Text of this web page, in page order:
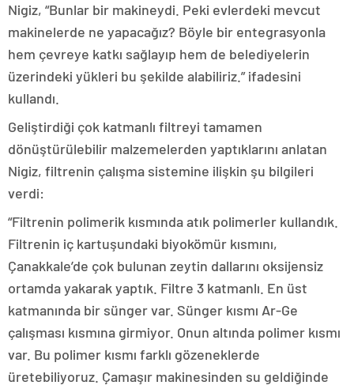
Nigiz, “Bunlar bir makineydi. Peki evlerdeki mevcut
makinelerde ne yapacağız? Böyle bir entegrasyonla
hem çevreye katkı sağlayıp hem de belediyelerin
üzerindeki yükleri bu şekilde alabiliriz.” ifadesini
kullandı.
Geliştirdiği çok katmanlı filtreyi tamamen
dönüştürülebilir malzemelerden yaptıklarını anlatan
Nigiz, filtrenin çalışma sistemine ilişkin şu bilgileri
verdi:
“Filtrenin polimerik kısmında atık polimerler kullandık.
Filtrenin iç kartuşundaki biyokömür kısmını,
Çanakkale’de çok bulunan zeytin dallarını oksijensiz
ortamda yakarak yaptık. Filtre 3 katmanlı. En üst
katmanında bir sünger var. Sünger kısmı Ar-Ge
çalışması kısmına girmiyor. Onun altında polimer kısmı
var. Bu polimer kısmı farklı gözeneklerde
üretebiliyoruz. Çamaşır makinesinden su geldiğinde